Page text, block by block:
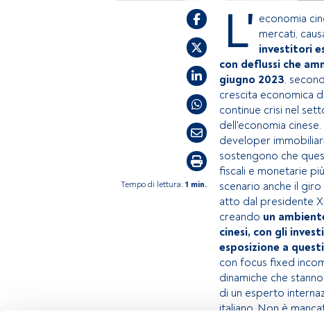
Tempo di lettura: 1 min.
L' economia
mercati,
investitori
con deflussi che
giugno 2023,
crescita economica
continue crisi nel
dell'economia
developer
sostengono che
fiscali e monetarie
scenario anche il
atto dal presidente
creando un
cinesi, con gli
esposizione a
con focus fixed
dinamiche che
di un esperto
italiano. Non è